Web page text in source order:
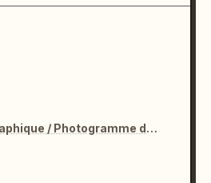
Image cinématographique / Photogramme de film